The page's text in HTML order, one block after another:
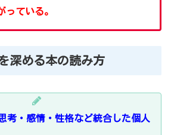
っている。
深める本の読み方
考・感情・性格など統合した個人